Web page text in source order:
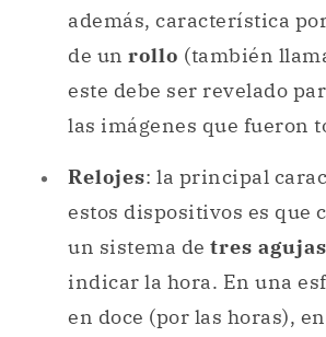
además, característica
de un rollo (también
este debe ser revelado
las imágenes que fueron
Relojes: la principal
estos dispositivos es que
un sistema de tres agujas
indicar la hora. En una
en doce (por las horas),